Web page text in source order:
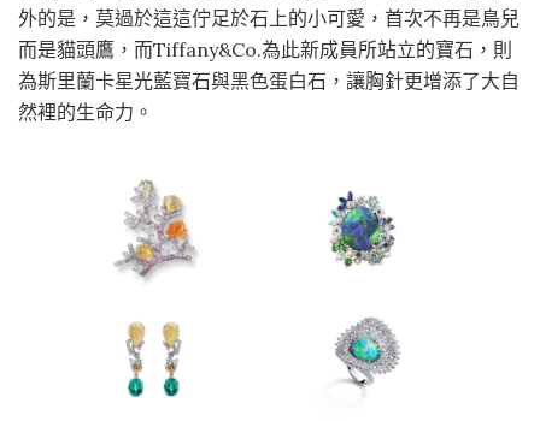
外的是，莫過於這這佇足於石上的小可愛，首次不再是鳥兒
而是貓頭鷹，而Tiffany&Co.為此新成員所站立的寶石，則
為斯里蘭卡星光藍寶石與黑色蛋白石，讓胸針更增添了大自
然裡的生命力。